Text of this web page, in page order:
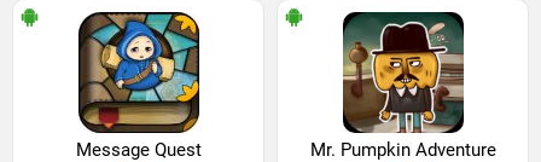
Message Quest Mr. Pumpkin Adventure